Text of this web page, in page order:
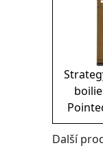
Další